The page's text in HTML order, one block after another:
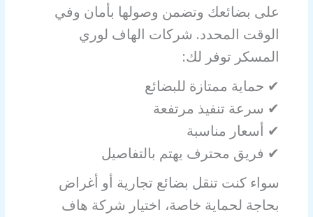
على بضائعك وتضمن وصولها بأمان وفي
الوقت المحدد. شركات الهاف لوري
المسكر توفر لك:
✔ حماية ممتازة للبضائع
✔ سرعة تنفيذ مرتفعة
✔ أسعار مناسبة
✔ فريق محترف يهتم بالتفاصيل
سواء كنت تنقل بضائع تجارية أو أغراض
بحاجة لحماية خاصة، اختيار شركة هاف